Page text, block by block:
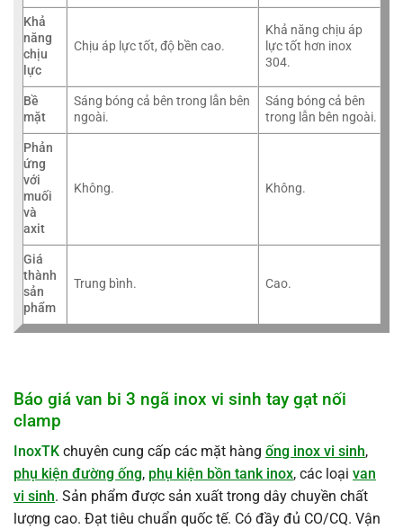
Khả
năng
chịu
lực
Chịu áp lực tốt, độ bền cao.
Khả năng chịu áp
lực tốt hơn inox
304.
Bề
mặt
Sáng bóng cả bên trong lẫn bên
ngoài.
Sáng bóng cả bên
trong lẫn bên ngoài.
Phản
ứng
với
muối
và
axit
Không. Không.
Giá
thành
sản
phẩm
Trung bình. Cao.
Báo giá van bi 3 ngã inox vi sinh tay gạt nối
clamp
InoxTK chuyên cung cấp các mặt hàng ống inox vi sinh,
phụ kiện đường ống, phụ kiện bồn tank inox, các loại van
vi sinh. Sản phẩm được sản xuất trong dây chuyền chất
lượng cao. Đạt tiêu chuẩn quốc tế. Có đầy đủ CO/CQ. Vận